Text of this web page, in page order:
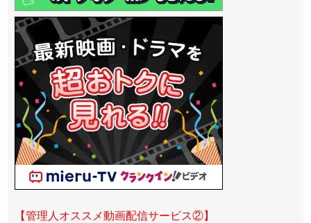
【管理人オススメ動画配信サービス②】